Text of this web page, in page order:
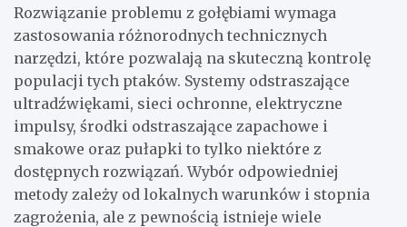
Rozwiązanie problemu z gołębiami wymaga
zastosowania różnorodnych technicznych
narzędzi, które pozwalają na skuteczną kontrolę
populacji tych ptaków. Systemy odstraszające
ultradźwiękami, sieci ochronne, elektryczne
impulsy, środki odstraszające zapachowe i
smakowe oraz pułapki to tylko niektóre z
dostępnych rozwiązań. Wybór odpowiedniej
metody zależy od lokalnych warunków i stopnia
zagrożenia, ale z pewnością istnieje wiele